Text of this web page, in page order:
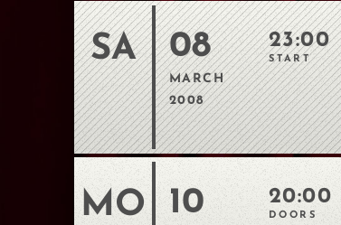
SA 08
MARCH
2008
23:00
START
MO 10 20:00
DOORS